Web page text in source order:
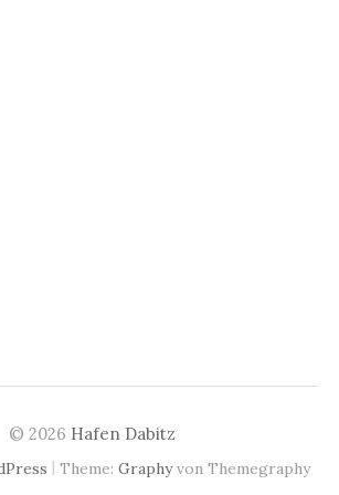
© 2026 Hafen Dabitz
| Theme: Graphyvon Themegraphy